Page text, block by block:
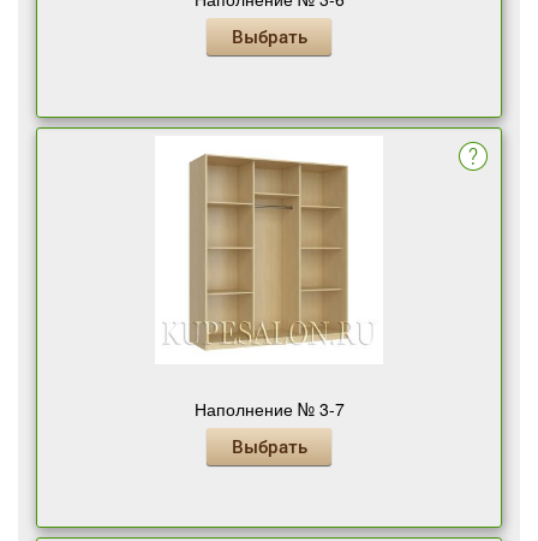
Выбрать
Наполнение № 3-7
Выбрать